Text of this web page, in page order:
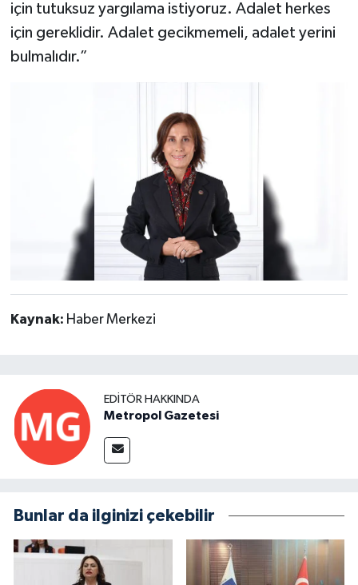
için tutuksuz yargılama istiyoruz. Adalet herkes
için gereklidir. Adalet gecikmemeli, adalet yerini
bulmalıdır.”
Kaynak: Haber Merkezi
EDITÖR HAKKINDA
Metropol Gazetesi
Bunlar da ilginizi çekebilir